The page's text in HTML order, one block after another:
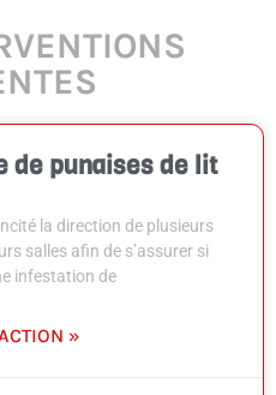
de punaises de lit
la direction de plusieurs
salles afin de s’assurer si
infestation de
»